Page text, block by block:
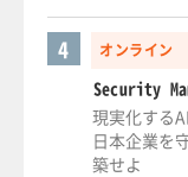
オンライン
4
Security
現実化する
日本企業を
築せよ